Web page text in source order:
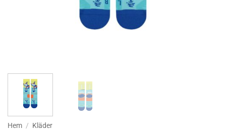
Hem / Kläder